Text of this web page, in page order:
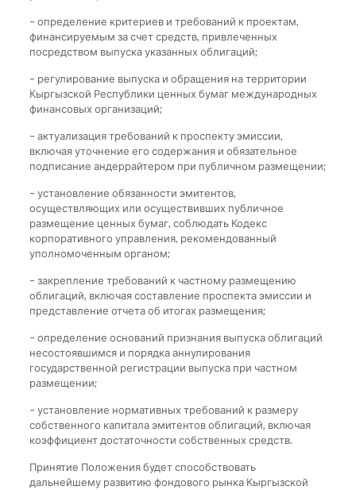
– определение критериев и требований к проектам,
финансируемым за счет средств, привлеченных
посредством выпуска указанных облигаций;
– регулирование выпуска и обращения на территории
Кыргызской Республики ценных бумаг международных
финансовых организаций;
– актуализация требований к проспекту эмиссии,
включая уточнение его содержания и обязательное
подписание андеррайтером при публичном размещении;
– установление обязанности эмитентов,
осуществляющих или осуществивших публичное
размещение ценных бумаг, соблюдать Кодекс
корпоративного управления, рекомендованный
уполномоченным органом;
– закрепление требований к частному размещению
облигаций, включая составление проспекта эмиссии и
представление отчета об итогах размещения;
– определение оснований признания выпуска облигаций
несостоявшимся и порядка аннулирования
государственной регистрации выпуска при частном
размещении;
– установление нормативных требований к размеру
собственного капитала эмитентов облигаций, включая
коэффициент достаточности собственных средств.
Принятие Положения будет способствовать
дальнейшему развитию фондового рынка Кыргызской